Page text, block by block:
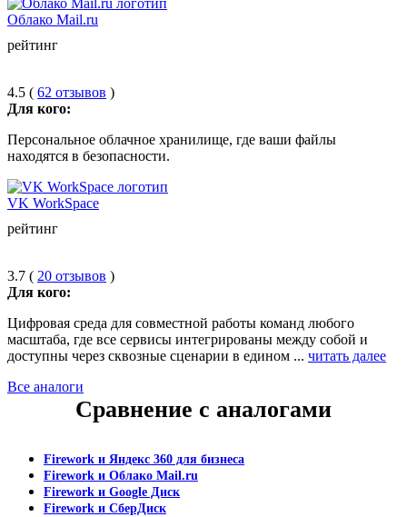
Облако Mail.ru
рейтинг
4.5 ( 62 отзывов )
Для кого:
Персональное облачное хранилище, где ваши файлы
находятся в безопасности.
VK WorkSpace
рейтинг
3.7 ( 20 отзывов )
Для кого:
Цифровая среда для совместной работы команд любого
масштаба, где все сервисы интегрированы между собой и
доступны через сквозные сценарии в едином ... читать далее
Все аналоги
Сравнение с аналогами
Firework и Яндекс 360 для бизнеса
Firework и Облако Mail.ru
Firework и Google Диск
Firework и СберДиск